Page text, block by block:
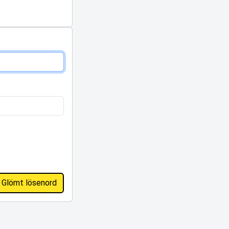
Glömt lösenord